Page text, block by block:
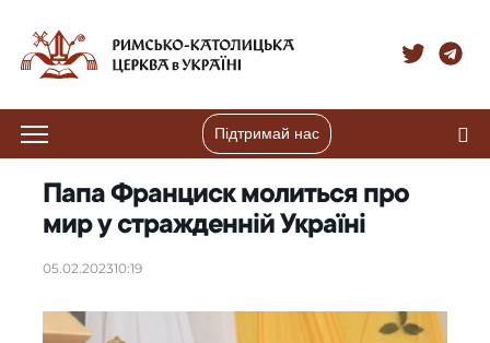
Підтримай нас
Папа Франциск молиться про
мир у стражденній Україні
05.02.202310:19